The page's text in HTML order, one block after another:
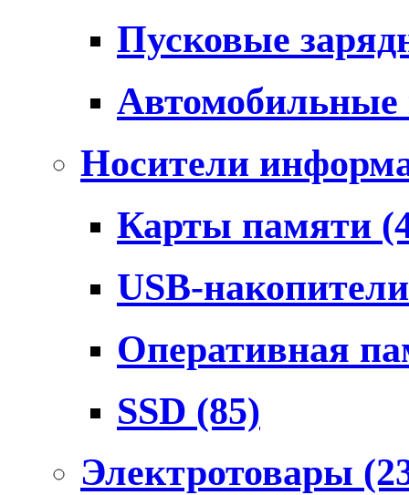
Пусковые
Носители
Карты памяти
USB-
Оперативная
SSD (85)
Электротовары